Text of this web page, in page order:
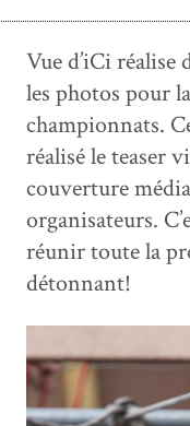
Vue d’iCi
les photos pour
championnats.
réalisé le teaser
couverture
organisateurs.
réunir toute la
détonnant!